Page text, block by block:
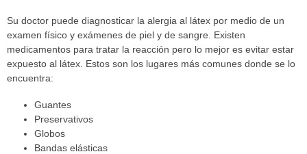
Su doctor puede diagnosticar la alergia al látex por medio de un
examen físico y exámenes de piel y de sangre. Existen
medicamentos para tratar la reacción pero lo mejor es evitar estar
expuesto al látex. Estos son los lugares más comunes donde se lo
encuentra:
Guantes
Preservativos
Globos
Bandas elásticas